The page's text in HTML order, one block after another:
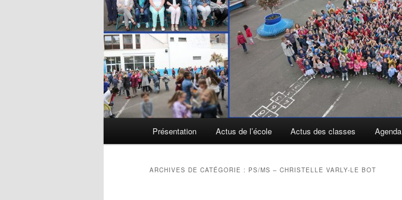
Aller au contenu principal
Aller au contenu secondaire
Présentation Actus de l’école Actus des classes Agenda
ARCHIVES DE CATÉGORIE : PS/MS – CHRISTELLE VARLY-LE BOT